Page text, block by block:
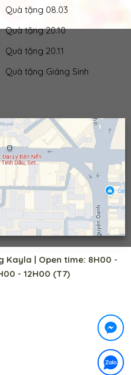
Quà tặng 08.03
Quà tặng 20.10
Quà tặng 20.11
Quà tặng Giáng Sinh
Kayla | Open time: 8H00 -
- 12H00 (T7)